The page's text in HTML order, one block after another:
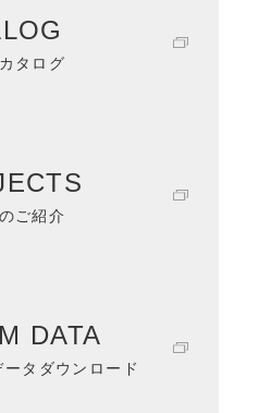
タログ
ご紹介
DATA
タダウンロード